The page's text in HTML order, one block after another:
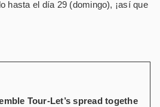
hasta el día 29 (domingo), ¡así que
Tour-Let’s spread togethe